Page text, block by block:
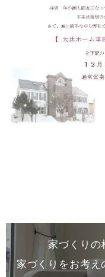
家づくりの
家づくりをお考え